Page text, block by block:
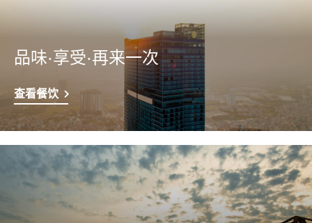
品味·享受·再来一次
查看餐饮